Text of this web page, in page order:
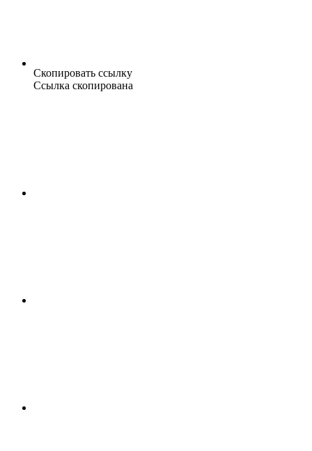
Скопировать ссылку
Ссылка скопирована